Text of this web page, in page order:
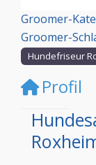
Groomer-
Groomer-
Hundefriseur
Profil